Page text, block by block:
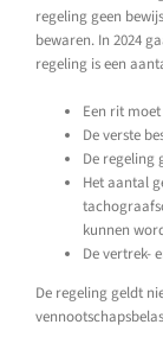
regeling geen
bewaren. In 2024
regeling is een
Een rit
De verste
De regeling
Het aantal
kunnen
De vertrek-
De regeling geldt